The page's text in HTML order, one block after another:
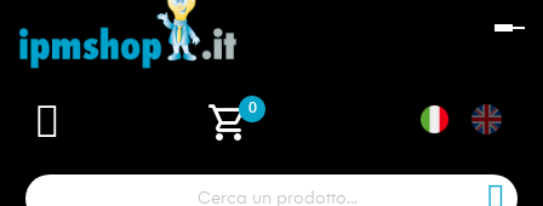
shopping_cart0